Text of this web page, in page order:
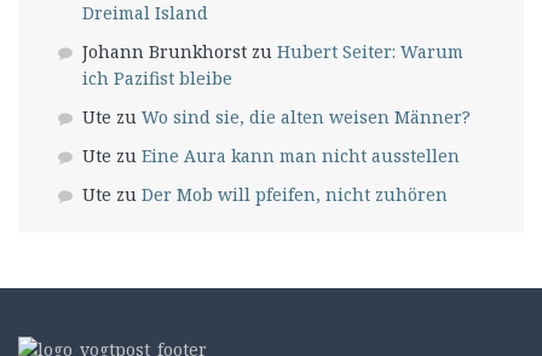
Dreimal Island
Johann Brunkhorst zu Hubert Seiter: Warum
ich Pazifist bleibe
Ute zu Wo sind sie, die alten weisen Männer?
Ute zu Eine Aura kann man nicht ausstellen
Ute zu Der Mob will pfeifen, nicht zuhören